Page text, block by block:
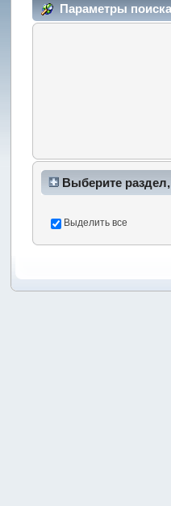
Параметры поиска
Выберите
Выделить все